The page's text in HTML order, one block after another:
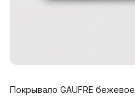
Покрывало GAUFRE бежевое